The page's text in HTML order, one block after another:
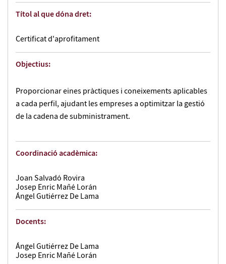
Títol al que dóna dret:
Certificat d'aprofitament
Objectius:
Proporcionar eines pràctiques i coneixements aplicables
a cada perfil, ajudant les empreses a optimitzar la gestió
de la cadena de subministrament.
Coordinació acadèmica:
Joan Salvadó Rovira
Josep Enric Mañé Lorán
Ángel Gutiérrez De Lama
Docents:
Ángel Gutiérrez De Lama
Josep Enric Mañé Lorán